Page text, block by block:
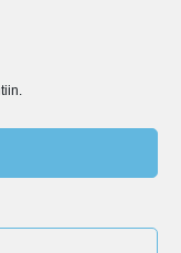
ja taloudellinen